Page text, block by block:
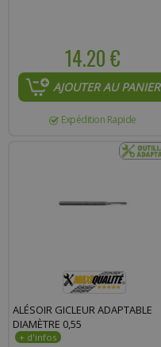
14.20 €
AJOUTER AU PANIER
Expédition Rapide
ALÉSOIR GICLEUR ADAPTABLE
DIAMÈTRE 0,55